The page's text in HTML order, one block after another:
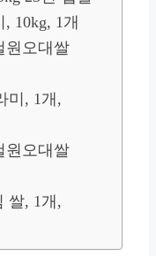
10kg, 1개
원오대쌀
미, 1개,
원오대쌀
쌀, 1개,